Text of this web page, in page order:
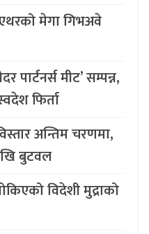
एथरको मेगा गिभअवे
पार्टनर्स मीट’ सम्पन्न,
फिर्ता
अन्तिम चरणमा,
बुटवल
विदेशी मुद्राको